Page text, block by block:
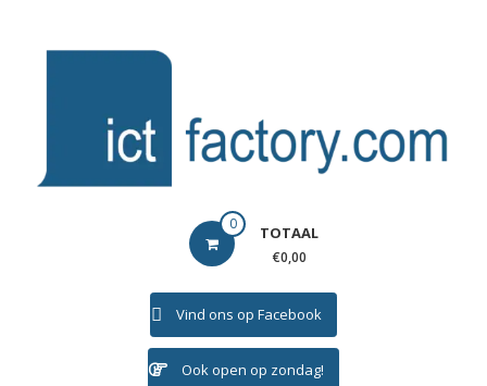
ICTFACTORY 0 TOTAAL
€0,00
Vind ons op Facebook
Ook open op zondag!